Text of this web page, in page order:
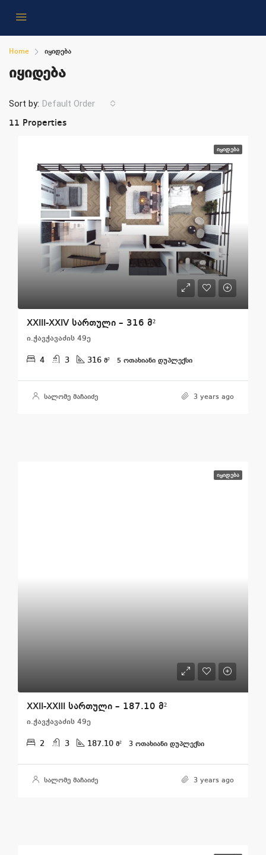
Home იყიდება
იყიდება
11 Properties
Sort by: Default Order
ᲘᲧᲘᲓᲔᲑᲐ
XXIII-XXIV სართული – 316 მ²
ი.ჭავჭავაძის 49ე
4 3 316 მ² 5 ᲝᲗᲐᲮᲘᲐᲜᲘ ᲓᲣᲞᲚᲔᲥᲡᲘ
სალომე მაჩაიძე 3 years ago
ᲘᲧᲘᲓᲔᲑᲐ
XXII-XXIII სართული – 187.10 მ²
ი.ჭავჭავაძის 49ე
2 3 187.10 მ² 3 ᲝᲗᲐᲮᲘᲐᲜᲘ ᲓᲣᲞᲚᲔᲥᲡᲘ
სალომე მაჩაიძე 3 years ago